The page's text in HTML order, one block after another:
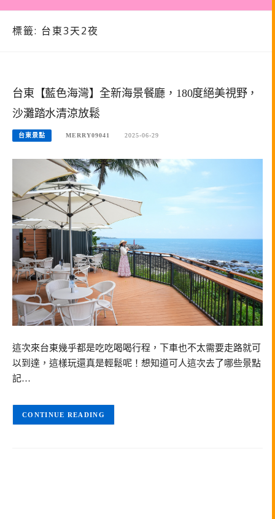
標籤: 台東3天2夜
台東【藍色海灣】全新海景餐廳，180度絕美視野，
沙灘踏水清涼放鬆
台東景點 MERRY09041 2025-06-29
這次來台東幾乎都是吃吃喝喝行程，下車也不太需要走路就可
以到達，這樣玩還真是輕鬆呢！想知道可人這次去了哪些景點
記…
CONTINUE READING